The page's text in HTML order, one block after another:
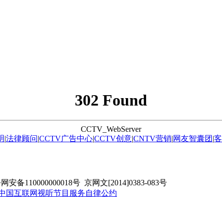
302 Found
CCTV_WebServer
|法律顾问|CCTV广告中心|CCTV创意|CNTV营销|网友智囊团 |
安备110000000018号 京网文[2014]0383-083号
国互联网视听节目服务自律公约